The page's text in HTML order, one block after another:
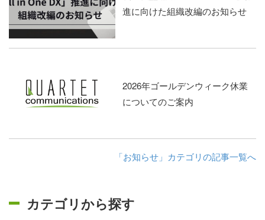
進に向けた組織改編のお知らせ
2026年ゴールデンウィーク休業
についてのご案内
「お知らせ」カテゴリの記事一覧へ
カテゴリから探す